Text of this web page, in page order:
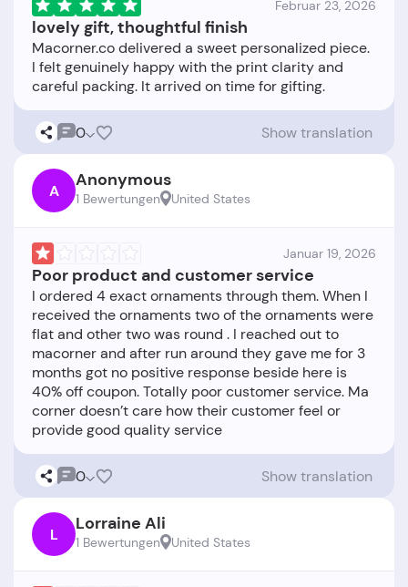
Februar 23, 2026
lovely gift, thoughtful finish
Macorner.co delivered a sweet personalized piece.
I felt genuinely happy with the print clarity and
0 Show translation
A Anonymous
1 Bewertungen United States
Januar 19, 2026
Poor product and customer service
I ordered 4 exact ornaments through them. When I
received the ornaments two of the ornaments were
flat and other two was round . I reached out to
macorner and after run around they gave me for 3
months got no positive response beside here is
40% off coupon. Totally poor customer service. Ma
corner doesn’t care how their customer feel or
0 Show translation
L Lorraine Ali
1 Bewertungen United States